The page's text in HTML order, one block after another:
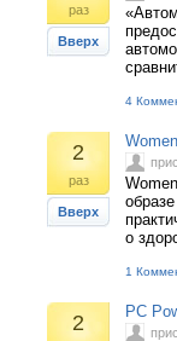
раз
Вверх
4
2
раз
Вверх
о
1
2 PC